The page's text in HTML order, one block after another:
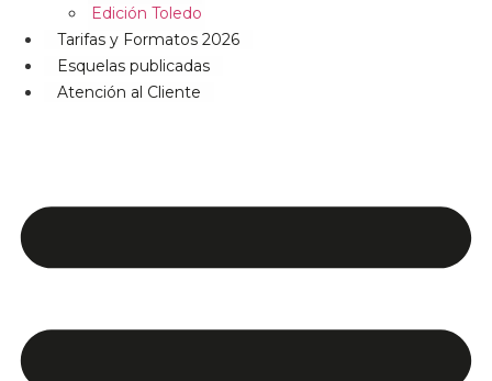
Edición Toledo
Tarifas y Formatos 2026
Esquelas publicadas
Atención al Cliente